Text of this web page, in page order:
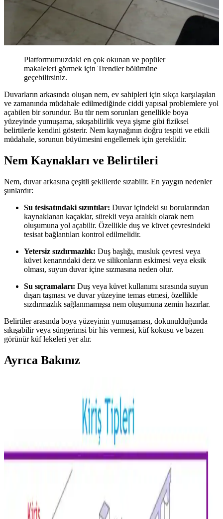
Platformumuzdaki en çok okunan ve popüler
makaleleri görmek için Trendler bölümüne
geçebilirsiniz.
Duvarların arkasında oluşan nem, ev sahipleri için sıkça karşılaşılan
ve zamanında müdahale edilmediğinde ciddi yapısal problemlere yol
açabilen bir sorundur. Bu tür nem sorunları genellikle boya
yüzeyinde yumuşama, sıkışabilirlik veya şişme gibi fiziksel
belirtilerle kendini gösterir. Nem kaynağının doğru tespiti ve etkili
müdahale, sorunun büyümesini engellemek için gereklidir.
Nem Kaynakları ve Belirtileri
Nem, duvar arkasına çeşitli şekillerde sızabilir. En yaygın nedenler
şunlardır:
Su tesisatındaki sızıntılar: Duvar içindeki su borularından
kaynaklanan kaçaklar, sürekli veya aralıklı olarak nem
oluşumuna yol açabilir. Özellikle duş ve küvet çevresindeki
tesisat bağlantıları kontrol edilmelidir.
Yetersiz sızdırmazlık: Duş başlığı, musluk çevresi veya
küvet kenarındaki derz ve silikonların eskimesi veya eksik
olması, suyun duvar içine sızmasına neden olur.
Su sıçramaları: Duş veya küvet kullanımı sırasında suyun
dışarı taşması ve duvar yüzeyine temas etmesi, özellikle
sızdırmazlık sağlanmamışsa nem oluşumuna zemin hazırlar.
Belirtiler arasında boya yüzeyinin yumuşaması, dokunulduğunda
sıkışabilir veya süngerimsi bir his vermesi, küf kokusu ve bazen
görünür küf lekeleri yer alır.
Ayrıca Bakınız
İşçilik İçin Kritik Bilgiler
Kereste nem içeriği, dayanıklılık ve işlenebilirlik açısından kritik
öneme sahiptir. Doğru kurutma teknikleri, nem ölçümü ve bölgesel
iklim koşulları, kaliteli ince işçilik için gereklidir.
Duşta Siyah Küf Sorunu: Temizlik, Önlemler ve
Fayansların Durumu Hakkında Bilgi
Duşta siyah küf genellikle silikon derzlerde oluşur ve doğru
temizlikle giderilebilir. Fayansların sökülmesi ancak su hasarı varsa
gereklidir. Düzenli bakım ve havalandırma önemlidir.